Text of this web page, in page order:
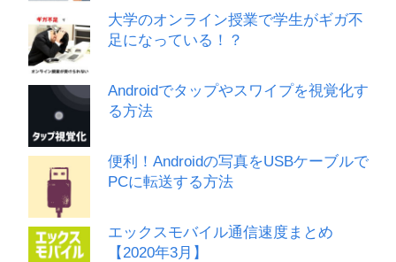
大学のオンライン授業で学生がギガ不
足になっている！？
Androidでタップやスワイプを視覚化す
る方法
便利！Androidの写真をUSBケーブルで
PCに転送する方法
エックスモバイル通信速度まとめ
【2020年3月】